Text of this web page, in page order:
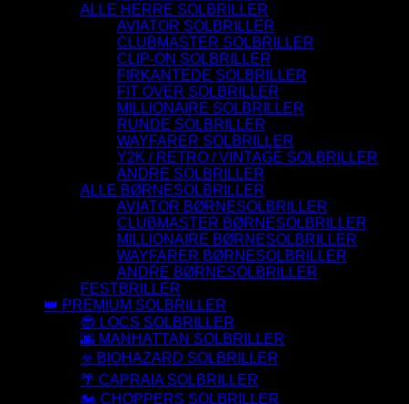
ALLE HERRE SOLBRILLER
AVIATOR SOLBRILLER
CLUBMASTER SOLBRILLER
CLIP-ON SOLBRILLER
FIRKANTEDE SOLBRILLER
FIT OVER SOLBRILLER
MILLIONAIRE SOLBRILLER
RUNDE SOLBRILLER
WAYFARER SOLBRILLER
Y2K / RETRO / VINTAGE SOLBRILLER
ANDRE SOLBRILLER
ALLE BØRNESOLBRILLER
AVIATOR BØRNESOLBRILLER
CLUBMASTER BØRNESOLBRILLER
MILLIONAIRE BØRNESOLBRILLER
WAYFARER BØRNESOLBRILLER
ANDRE BØRNESOLBRILLER
FESTBRILLER
👑 PREMIUM SOLBRILLER
😎 LOCS SOLBRILLER
🌆 MANHATTAN SOLBRILLER
☣️ BIOHAZARD SOLBRILLER
🌴 CAPRAIA SOLBRILLER
🏍️ CHOPPERS SOLBRILLER